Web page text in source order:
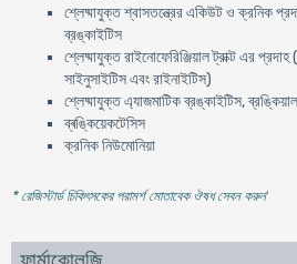
শ্লেষ্মাযুক্ত শ্বাসতন্ত্রের একিউট ও ক্রনিক
ব্রঙ্কাইটিস
শ্লেষ্মাযুক্ত রাইনোফেরিঞ্জিয়াল ট্রাক্ট এর প্রদাহ
সাইনুসাইটিস এবং রাইনাইটিস)
শ্লেষ্মাযুক্ত এ্যাজমাটিক ব্রঙ্কাইটিস,
ব্ৰঙ্কিয়েকটেসিস
ক্রনিক নিউমোনিয়া
* রেজিস্টার্ড চিকিৎসকের পরামর্শ মোতাবেক ঔষধ সেবন করুন'